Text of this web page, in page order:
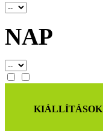
NAP
KIÁLLÍTÁSOK